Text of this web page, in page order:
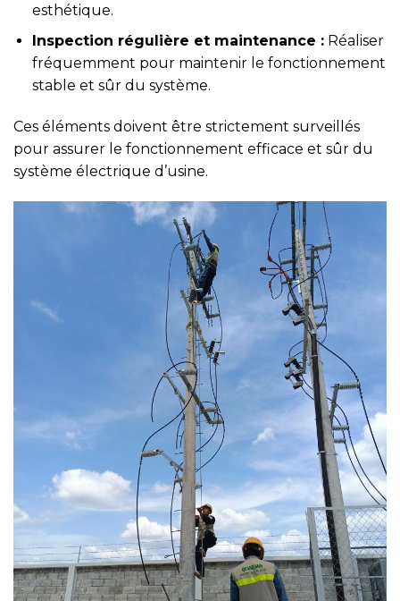
esthétique.
Inspection régulière et maintenance :Réaliser
fréquemment pour maintenir le fonctionnement
stable et sûr du système.
Ces éléments doivent être strictement surveillés
pour assurer le fonctionnement efficace et sûr du
système électrique d’usine.